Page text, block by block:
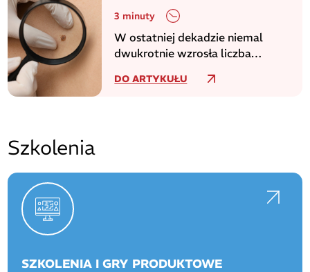
3 minuty
W ostatniej dekadzie niemal
dwukrotnie wzrosła liczba
DO ARTYKUŁU
Szkolenia
SZKOLENIA I GRY PRODUKTOWE